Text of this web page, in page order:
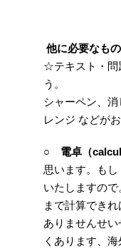
他に必要なも
☆テキスト・問
う。
シャーペン、
レンジ などが
○ 電卓（
思います。も
いたしますの
まで計算でき
ありませんせ
くあります、